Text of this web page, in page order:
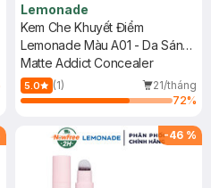
Lemonade
Kem Che Khuyết Điểm
Lemonade Màu A01 - Da Sáng
3g (Mới)
Matte Addict Concealer
5.0 (1)
21/tháng
72%
-46 %